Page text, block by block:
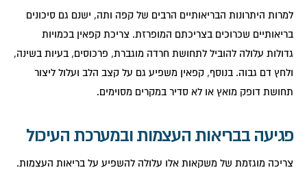
למרות היתרונות הבריאותיים הרבים של קפה ותה, ישנם גם סיכונים
בריאותיים שכרוכים בצריכתם המופרזת. צריכת קפאין בכמויות
גדולות עלולה להוביל לתחושת חרדה מוגברת, פרכוסים, בעיות בשינה,
ולחץ דם גבוה. בנוסף, קפאין משפיע גם על קצב הלב ועלול ליצור
תחושת דופק מואץ או לא סדיר במקרים מסוימים.
פגיעה בבריאות העצמות ובמערכת העיכול
צריכה מוגזמת של משקאות אלו עלולה להשפיע על בריאות העצמות.